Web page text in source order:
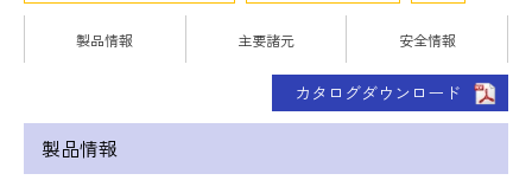
製品情報 主要諸元 安全情報
カタログダウンロード
製品情報